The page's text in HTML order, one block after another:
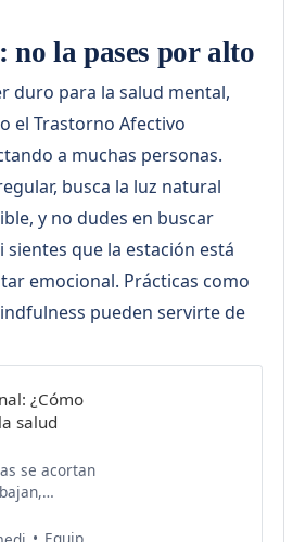
no la pases por alto
duro para la salud mental,
el Trastorno Afectivo
a muchas personas.
busca la luz natural
y no dudes en buscar
que la estación está
emocional. Prácticas como
pueden servirte de
¿Cómo
salud
se acortan
en su